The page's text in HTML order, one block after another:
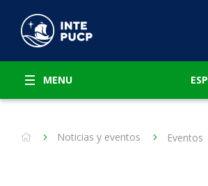
MENU ESP
Noticias y eventos Eventos